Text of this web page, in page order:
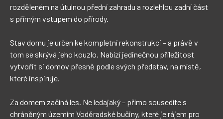
rozděleném na útulnou přední zahradu a rozlehlou zadní část
s přímým vstupem do přírody.
Stav domu je určen ke kompletní rekonstrukci – a právě v
tom se skrývá jeho kouzlo. Nabízí jedinečnou příležitost
vytvořit si domov přesně podle svých představ, na místě,
které inspiruje.
Za domem začíná les. Ne ledajaký – přímo sousedíte s
chráněným územím Voděradské bučiny, které je rájem pro